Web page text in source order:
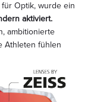
Optik, wurde ein
aktiviert.
ambitionierte
Athleten fühlen